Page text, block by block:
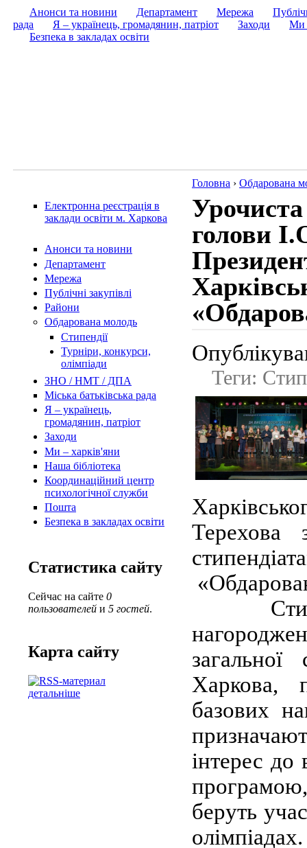
Анонси та новини Департамент Мережа
рада
Я – українець, громадянин, патріот Заходи
Ми
Безпека в закладах освіти
Електронна реєстрація в
заклади освіти м. Харкова
Анонси та новини
Департамент
Мережа
Публічні закупівлі
Райони
Обдарована молодь
Стипендії
Турнiри, конкурси,
олiмпiади
ЗНО / НМТ / ДПА
Міська батьківська рада
Я – українець,
громадянин, патріот
Заходи
Ми – харків'яни
Наша бібліотека
Координаційний центр
психологічної служби
Пошта
Безпека в закладах освіти
Статистика сайту
Сейчас на сайте 0
пользователей и 5 гостей.
Карта сайту
детальніше
Головна › Обдарована
Урочиста
голови
Теги:
Терехова
загальної
Харкова,
базових
інтерес
беруть
олімпіадах.